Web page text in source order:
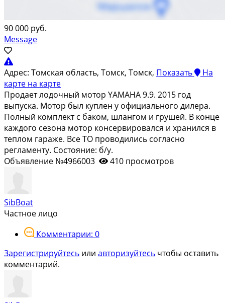
90 000 руб.
Message
Адрес: Томская область, Томск, Томск, Показать
На
карте на карте
Продает лодочный мотор YAMAHA 9.9. 2015 год
выпуска. Мотор был куплен у официального дилера.
Полный комплект с баком, шлангом и грушей. В конце
каждого сезона мотор консервировался и хранился в
теплом гараже. Все ТО проводились согласно
регламенту. Состояние: б/у.
Объявление №4966003
410 просмотров
SibBoat
Частное лицо
Комментарии: 0
Зарегистрируйтесь или авторизуйтесь чтобы оставить
комментарий.